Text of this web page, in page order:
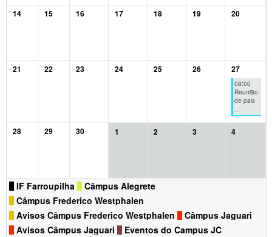
14 15 16 17 18 19 20
21 22 23 24 25 26 27
08:00
Reunião
de pais
...
28 29 30 1 2 3 4
IF Farroupilha
Câmpus Alegrete
Câmpus Frederico Westphalen
Avisos Câmpus Frederico Westphalen
Câmpus Jaguari
Avisos Câmpus Jaguari
Eventos do Campus JC